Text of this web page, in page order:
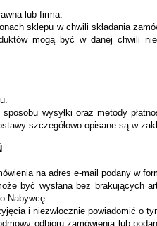
lub firma.
sklepu w chwili składania
mogą być w danej chwili
wysyłki oraz metody
szczegółowo opisane są w
na adres e-mail podany w
być wysłana bez brakujących
Nabywcę.
i niezwłocznie powiadomić o
odbioru zamówienia lub